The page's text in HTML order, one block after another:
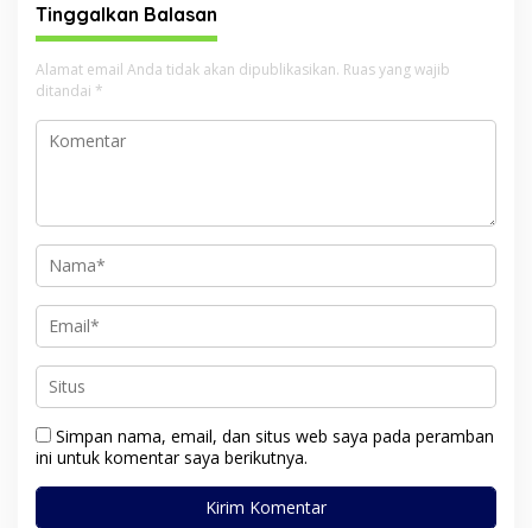
Tinggalkan Balasan
Alamat email Anda tidak akan dipublikasikan. Ruas yang wajib
ditandai *
Simpan nama, email, dan situs web saya pada peramban
ini untuk komentar saya berikutnya.